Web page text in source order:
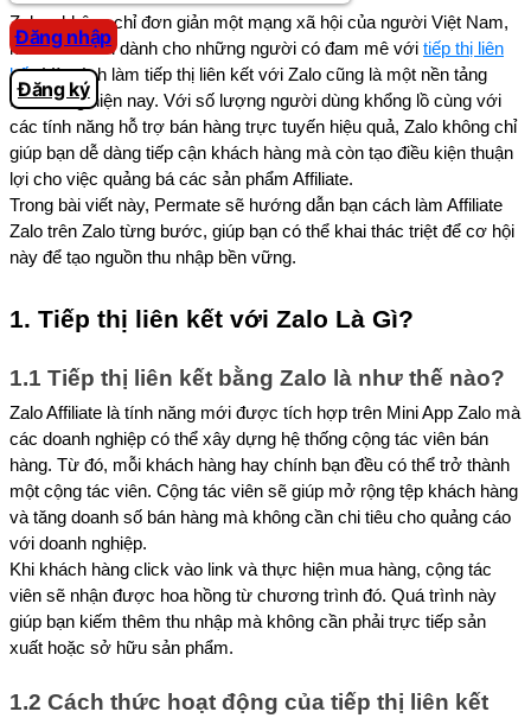
Đăng nhập
Đăng ký
Zalo – không chỉ đơn giản một mạng xã hội của người Việt Nam,
mà còn là nơi dành cho những người có đam mê với tiếp thị liên
kết. Và cách làm tiếp thị liên kết với Zalo cũng là một nền tảng
tiềm năng hiện nay. Với số lượng người dùng khổng lồ cùng với
các tính năng hỗ trợ bán hàng trực tuyến hiệu quả, Zalo không chỉ
giúp bạn dễ dàng tiếp cận khách hàng mà còn tạo điều kiện thuận
lợi cho việc quảng bá các sản phẩm Affiliate.
Trong bài viết này, Permate sẽ hướng dẫn bạn cách làm Affiliate
Zalo trên Zalo từng bước, giúp bạn có thể khai thác triệt để cơ hội
này để tạo nguồn thu nhập bền vững.
1. Tiếp thị liên kết với Zalo Là Gì?
1.1 Tiếp thị liên kết bằng Zalo là như thế nào?
Zalo Affiliate là tính năng mới được tích hợp trên Mini App Zalo mà
các doanh nghiệp có thể xây dựng hệ thống cộng tác viên bán
hàng. Từ đó, mỗi khách hàng hay chính bạn đều có thể trở thành
một cộng tác viên. Cộng tác viên sẽ giúp mở rộng tệp khách hàng
và tăng doanh số bán hàng mà không cần chi tiêu cho quảng cáo
với doanh nghiệp.
Khi khách hàng click vào link và thực hiện mua hàng, cộng tác
viên sẽ nhận được hoa hồng từ chương trình đó. Quá trình này
giúp bạn kiếm thêm thu nhập mà không cần phải trực tiếp sản
xuất hoặc sở hữu sản phẩm.
1.2 Cách thức hoạt động của tiếp thị liên kết